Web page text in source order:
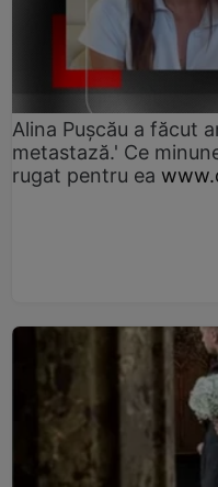
Alina Pușcău a făcut
metastază.' Ce
rugat pentru ea